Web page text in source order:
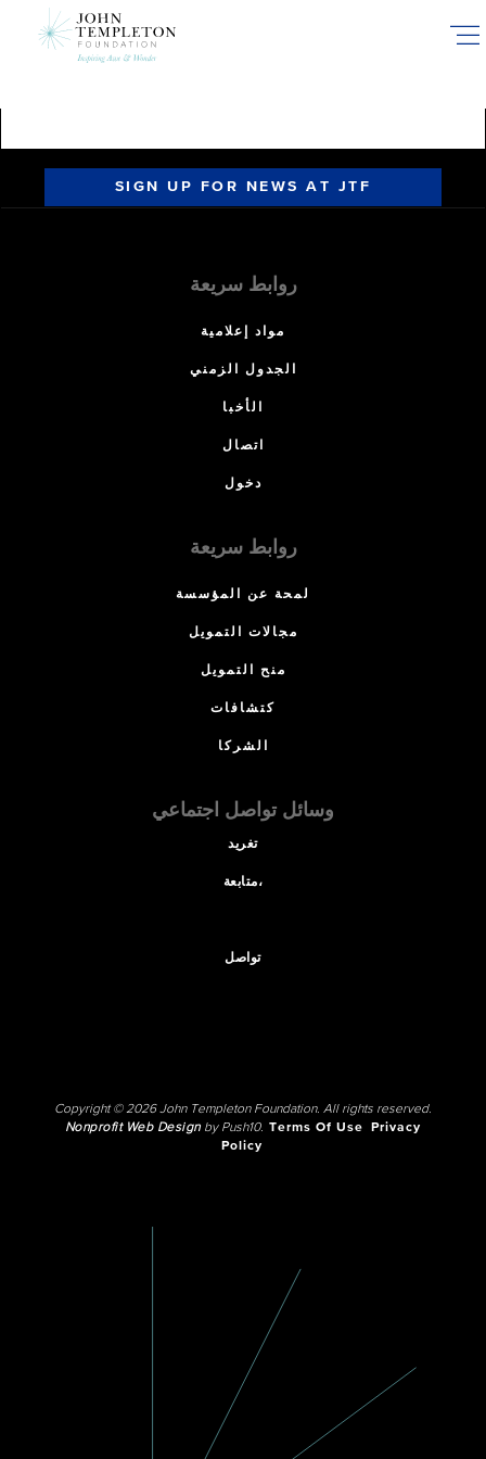
SIGN UP FOR NEWS AT JTF
روابط سريعة
مواد إعلامية
الجدول الزمني
الأخبا
اتصال
دخول
روابط سريعة
لمحة عن المؤسسة
مجالات التمويل
منح التمويل
كتشافات
الشركا
وسائل تواصل اجتماعي
تغريد
متابعة،
تواصل
Copyright © 2026 John Templeton Foundation. All rights reserved.
Nonprofit Web Designby Push10. Terms Of Use
Privacy
Policy